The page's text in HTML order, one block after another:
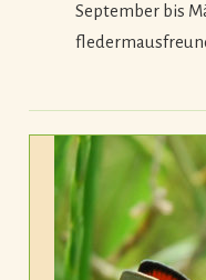
September bis